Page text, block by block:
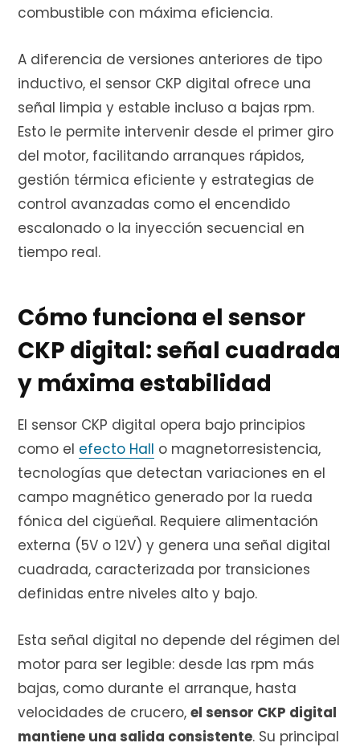
a
s
combustible con máxima eficiencia.
A diferencia de versiones anteriores de tipo
inductivo, el sensor CKP digital ofrece una
señal limpia y estable incluso a bajas rpm.
Esto le permite intervenir desde el primer giro
del motor, facilitando arranques rápidos,
gestión térmica eficiente y estrategias de
control avanzadas como el encendido
escalonado o la inyección secuencial en
tiempo real.
Cómo funciona el sensor
CKP digital: señal cuadrada
y máxima estabilidad
El sensor CKP digital opera bajo principios
como el efecto Hall o magnetorresistencia,
tecnologías que detectan variaciones en el
campo magnético generado por la rueda
fónica del cigüeñal. Requiere alimentación
externa (5V o 12V) y genera una señal digital
cuadrada, caracterizada por transiciones
definidas entre niveles alto y bajo.
Esta señal digital no depende del régimen del
motor para ser legible: desde las rpm más
bajas, como durante el arranque, hasta
velocidades de crucero, el sensor CKP digital
mantiene una salida consistente. Su principal